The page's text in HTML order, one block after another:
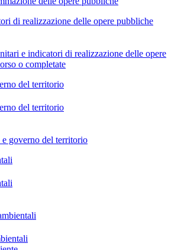
di realizzazione delle opere pubbliche
e indicatori di realizzazione delle opere
o completate
del territorio
del territorio
governo del territorio